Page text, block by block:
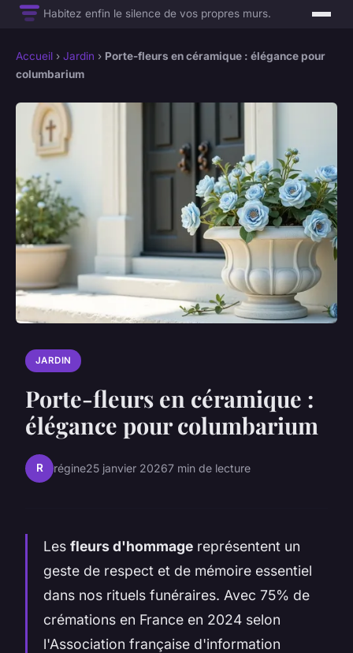
Habitez enfin le silence de vos propres murs.
Accueil › Jardin › Porte-fleurs en céramique : élégance pour
columbarium
JARDIN
Porte-fleurs en céramique :
élégance pour columbarium
R régine25 janvier 20267 min de lecture
Les fleurs d'hommage représentent un
geste de respect et de mémoire essentiel
dans nos rituels funéraires. Avec 75% de
crémations en France en 2024 selon
l'Association française d'information